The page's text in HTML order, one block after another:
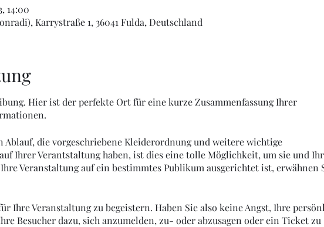
14:00
Karrystraße 1, 36041 Fulda, Deutschland
Hier ist der perfekte Ort für eine kurze Zusammenfassung Ihrer
Ablauf, die vorgeschriebene Kleiderordnung und weitere wichtige
Ihrer Verantstaltung haben, ist dies eine tolle Möglichkeit, um sie und
Veranstaltung auf ein bestimmtes Publikum ausgerichtet ist, erwähnen
Ihre Veranstaltung zu begeistern. Haben Sie also keine Angst, Ihre
Besucher dazu, sich anzumelden, zu- oder abzusagen oder ein Ticket zu